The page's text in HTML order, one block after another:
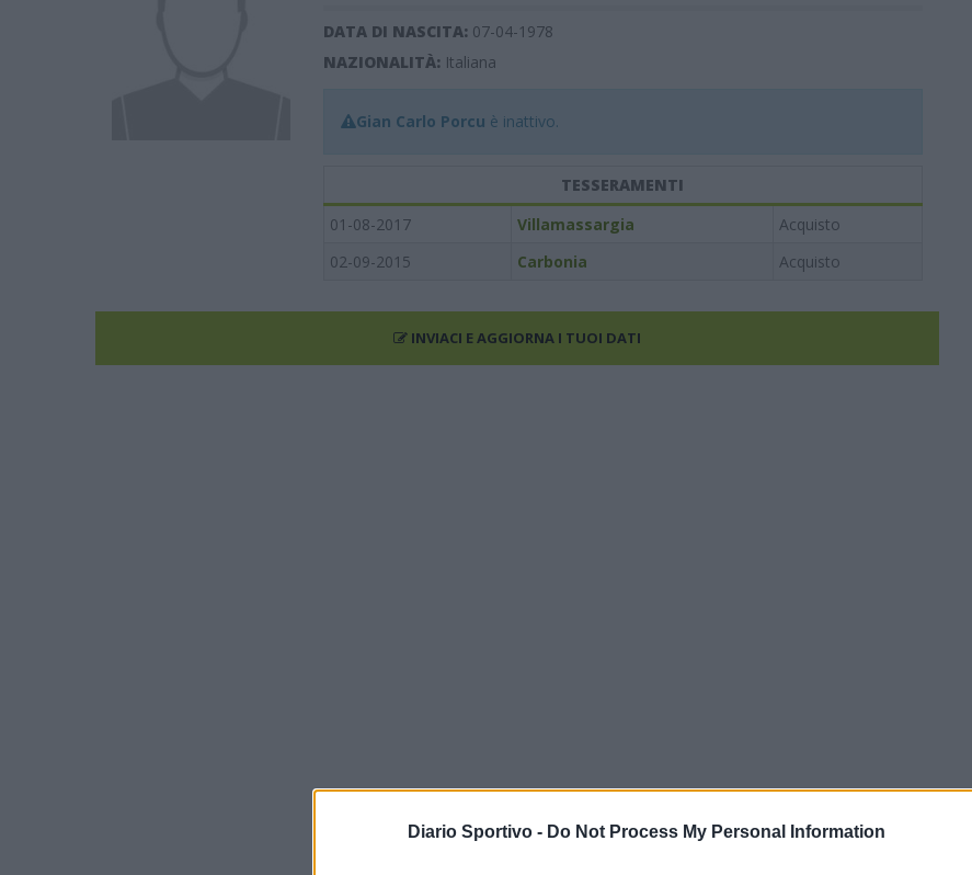
Diario Sportivo - Do Not Process My Personal Information
DATA DI NASCITA: 07-04-1978
NAZIONALITÀ: Italiana
Gian Carlo Porcu è inattivo.
TESSERAMENTI
01-08-2017
Villamassargia
Acquisto
02-09-2015
Carbonia Acquisto
INVIACI E AGGIORNA I TUOI DATI